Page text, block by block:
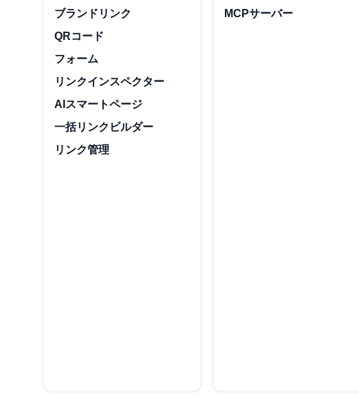
ブランドリンク
QRコード
フォーム
リンクインスペクター
AIスマートページ
一括リンクビルダー
リンク管理
MCPサーバー